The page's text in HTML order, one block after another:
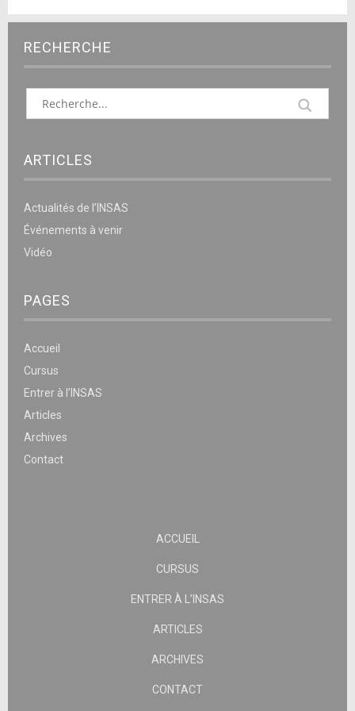
RECHERCHE
ARTICLES
Actualités de l’INSAS
Événements à venir
Vidéo
PAGES
Accueil
Cursus
Entrer à l’INSAS
Articles
Archives
Contact
ACCUEIL
CURSUS
ENTRER À L’INSAS
ARTICLES
ARCHIVES
CONTACT